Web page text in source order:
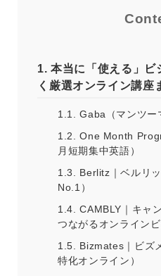
1. 本当に「使える」ビ
く厳選オンライン講座
1.1. Gaba（マンツー
1.2. One Month
月短期集中英語）
1.3. Berlitz｜ベルリ
No.1）
1.4. CAMBLY｜キャ
つながるオンラインビ
1.5. Bizmates｜ビズ
特化オンライン）